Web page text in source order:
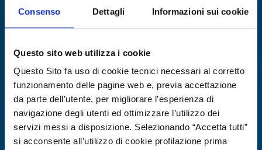
Consenso Dettagli Informazioni sui cookie
Questo sito web utilizza i cookie
Questo Sito fa uso di cookie tecnici necessari al corretto
funzionamento delle pagine web e, previa accettazione
da parte dell’utente, per migliorare l’esperienza di
navigazione degli utenti ed ottimizzare l’utilizzo dei
servizi messi a disposizione. Selezionando “Accetta tutti”
si acconsente all’utilizzo di cookie profilazione prima